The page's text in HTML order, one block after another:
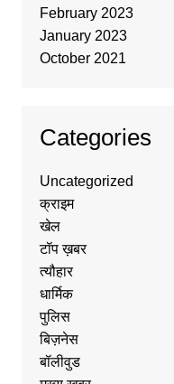
February 2023
January 2023
October 2021
Categories
Uncategorized
क्राइम
खेल
टॉप ख़बर
त्यौहार
धार्मिक
पुलिस
बिज़नेस
बॉलीवुड